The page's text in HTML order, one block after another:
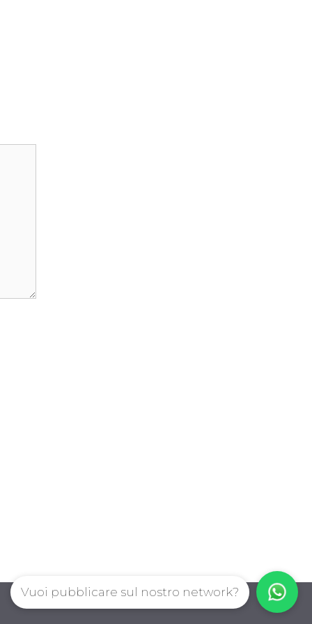
Vuoi pubblicare sul nostro network?